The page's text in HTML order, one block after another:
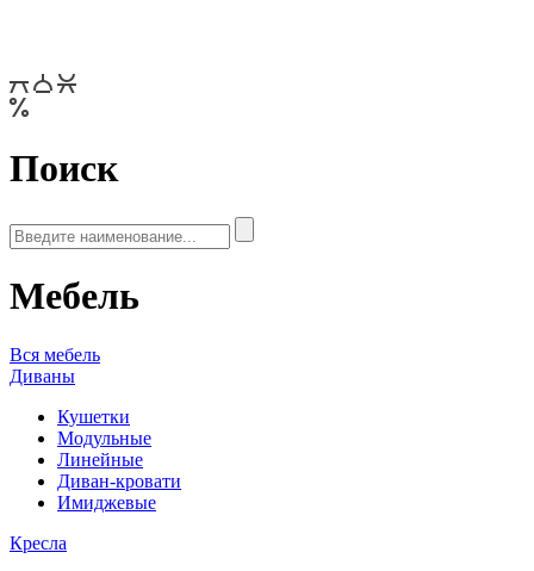
Поиск
Мебель
Вся мебель
Диваны
Кушетки
Модульные
Линейные
Диван-кровати
Имиджевые
Кресла